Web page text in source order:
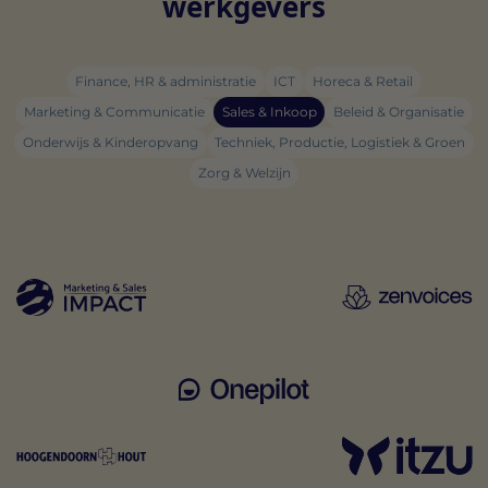
Finance, HR & administratie ICT
Horeca & Retail
Marketing & Communicatie
Sales & Inkoop
Beleid & Organisatie
Onderwijs & Kinderopvang
Techniek, Productie, Logistiek & Groen
Zorg & Welzijn